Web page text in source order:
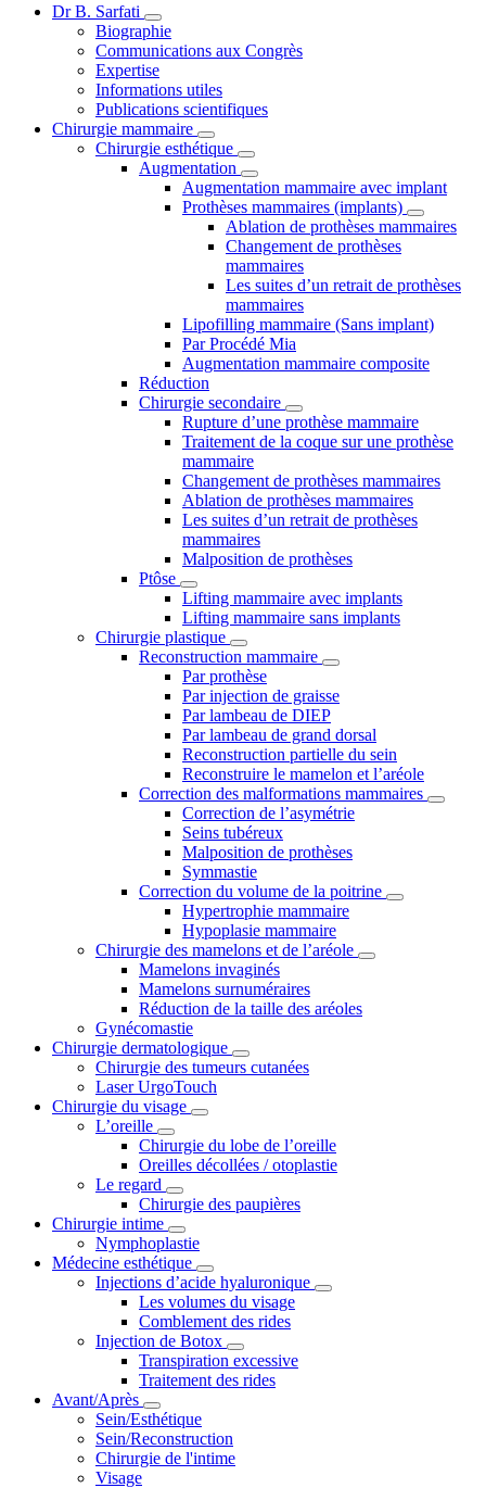
Dr B. Sarfati
Biographie
Communications aux Congrès
Expertise
Informations utiles
Publications scientifiques
Chirurgie mammaire
Chirurgie esthétique
Augmentation
Augmentation mammaire avec implant
Prothèses mammaires (implants)
Ablation de prothèses mammaires
Changement de prothèses
mammaires
Les suites d’un retrait de prothèses
mammaires
Lipofilling mammaire (Sans implant)
Par Procédé Mia
Augmentation mammaire composite
Réduction
Chirurgie secondaire
Rupture d’une prothèse mammaire
Traitement de la coque sur une prothèse
mammaire
Changement de prothèses mammaires
Ablation de prothèses mammaires
Les suites d’un retrait de prothèses
mammaires
Malposition de prothèses
Ptôse
Lifting mammaire avec implants
Lifting mammaire sans implants
Chirurgie plastique
Reconstruction mammaire
Par prothèse
Par injection de graisse
Par lambeau de DIEP
Par lambeau de grand dorsal
Reconstruction partielle du sein
Reconstruire le mamelon et l’aréole
Correction des malformations mammaires
Correction de l’asymétrie
Seins tubéreux
Malposition de prothèses
Symmastie
Correction du volume de la poitrine
Hypertrophie mammaire
Hypoplasie mammaire
Chirurgie des mamelons et de l’aréole
Mamelons invaginés
Mamelons surnuméraires
Réduction de la taille des aréoles
Gynécomastie
Chirurgie dermatologique
Chirurgie des tumeurs cutanées
Laser UrgoTouch
Chirurgie du visage
L’oreille
Chirurgie du lobe de l’oreille
Oreilles décollées / otoplastie
Le regard
Chirurgie des paupières
Chirurgie intime
Nymphoplastie
Médecine esthétique
Injections d’acide hyaluronique
Les volumes du visage
Comblement des rides
Injection de Botox
Transpiration excessive
Traitement des rides
Avant/Après
Sein/Esthétique
Sein/Reconstruction
Chirurgie de l'intime
Visage